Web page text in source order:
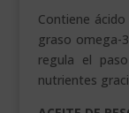
Contiene
graso omega-
regula el
nutrientes